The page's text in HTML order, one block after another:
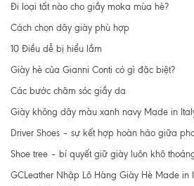
Đi loại tất nào cho giầy moka mùa hè?
Cách chọn dây giày phù hợp
10 Điều dễ bị hiểu lầm
Giày hè của Gianni Conti có gì đặc biệt?
Các bước chăm sóc giầy da
Giày không dây màu xanh navy Made in
Driver Shoes – sự kết hợp hoàn hảo giữa
Shoe tree – bí quyết giữ giày luôn khô
GCLeather Nhập Lô Hàng Giày Hè Made in